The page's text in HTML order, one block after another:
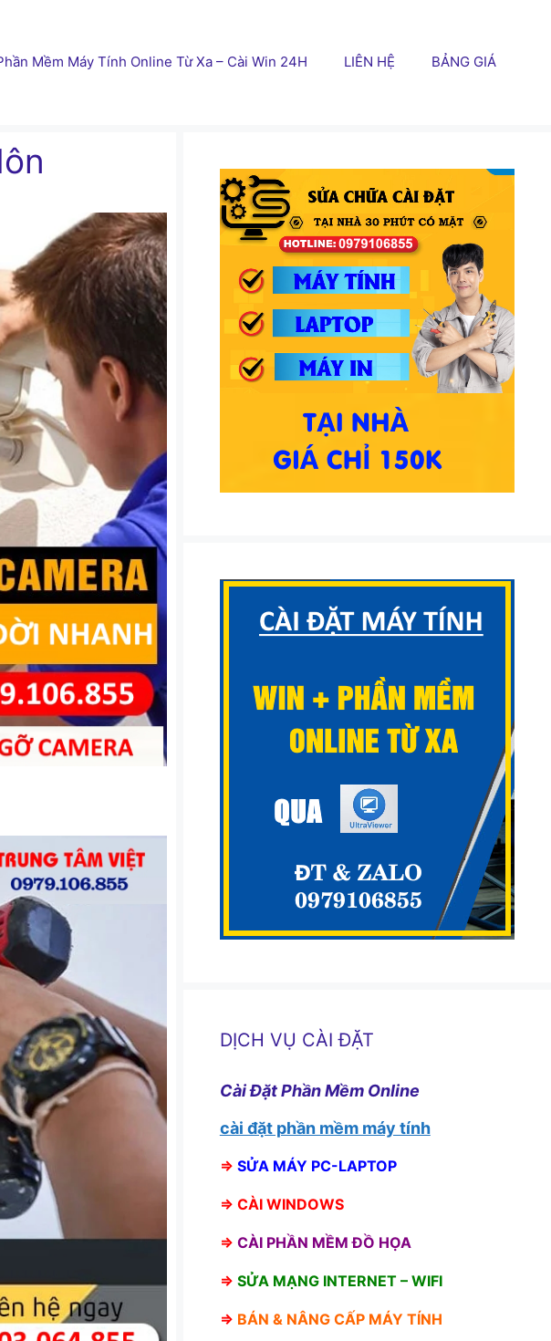
Mềm Máy Tính Online Từ Xa – Cài Win 24H LIÊN HỆ BẢNG GIÁ
DỊCH VỤ CÀI ĐẶT
Cài Đặt Phần Mềm Online
cài đặt phần mềm máy tính
⇒ SỬA MÁY PC-LAPTOP
⇒ CÀI WINDOWS
⇒ CÀI PHẦN MỀM ĐỒ HỌA
⇒ SỬA MẠNG INTERNET – WIFI
⇒ BÁN & NÂNG CẤP MÁY TÍNH